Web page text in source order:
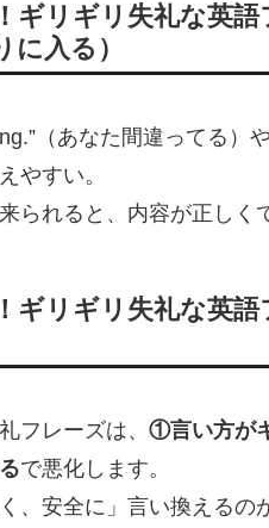
ギリギリ失礼な英
に入る）
（あなた間違ってる
やすい。
られると、内容が正しく
ギリギリ失礼な英
フレーズは、 ①言い方が
で悪化します。
、安全に」言い換えるの